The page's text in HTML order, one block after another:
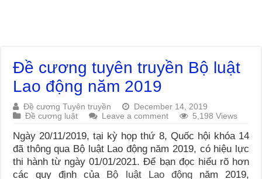
Đề cương tuyên truyền Bộ luật
Lao động năm 2019
Đề cương Tuyên truyền
December 14, 2019
Đề cương luật
Leave a comment 5,198 Views
Ngày 20/11/2019, tại kỳ họp thứ 8, Quốc hội khóa 14
đã thông qua Bộ luật Lao động năm 2019, có hiệu lực
thi hành từ ngày 01/01/2021. Để bạn đọc hiểu rõ hơn
các quy định của Bộ luật Lao độngnăm 2019,